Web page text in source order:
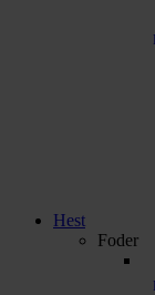
Hest
Foder